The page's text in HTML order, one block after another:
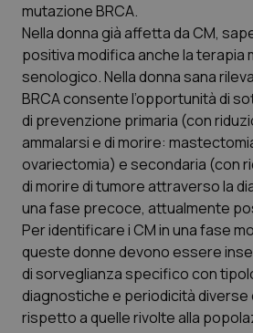
Quotidiano Oncologia
Quotidiano Pediatria
Rene & patologie
Salute orale & impianti
Sangue & coagulazione
Tiroide
Tumore al seno
mutazione BRCA.
Nella donna già affetta da CM,
positiva modifica anche la terapia
senologico. Nella donna sana
BRCA consente l’opportunità di
di prevenzione primaria (con
ammalarsi e di morire:
ovariectomia) e secondaria (con
di morire di tumore attraverso la
una fase precoce, attualmente
Per identificare i CM in una fase
queste donne devono essere
di sorveglianza specifico con
diagnostiche e periodicità
rispetto a quelle rivolte alla